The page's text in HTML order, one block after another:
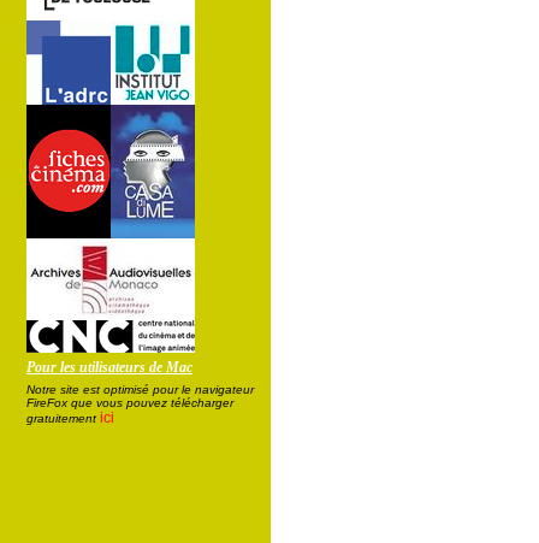
Pour les utilisateurs de Mac
Notre site est optimisé pour le navigateur
FireFox que vous pouvez télécharger
gratuitement ici